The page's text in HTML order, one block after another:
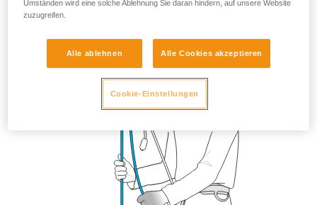
Umständen wird eine solche Ablehnung Sie daran hindern, auf unsere Website
zuzugreifen.
Alle ablehnen Alle Cookies akzeptieren
Cookie-Einstellungen